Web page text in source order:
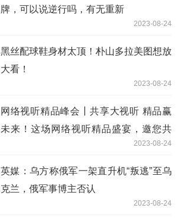
牌，可以说逆行吗，有无重新
2023-08-24
黑丝配球鞋身材太顶！朴山多拉美图想放
大看！
2023-08-24
网络视听精品峰会丨共享大视听 精品赢
未来！这场网络视听精品盛宴，邀您共
2023-08-24
英媒：乌方称俄军一架直升机“叛逃”至乌
克兰，俄军事博主否认
2023-08-24